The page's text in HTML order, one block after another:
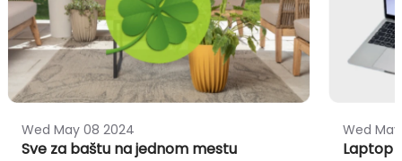
Wed May 08 2024
Sve za baštu na jednom mestu
Wed
Laptop